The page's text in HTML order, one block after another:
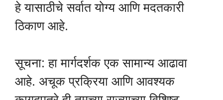
हे यासाठीचे सर्वात योग्य आणि मदतकारी
ठिकाण आहे.
सूचना: हा मार्गदर्शक एक सामान्य आढावा
आहे. अचूक प्रक्रिया आणि आवश्यक